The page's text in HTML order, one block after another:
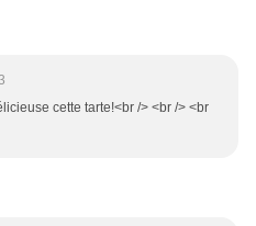
cette tarte!<br /> <br /> <br